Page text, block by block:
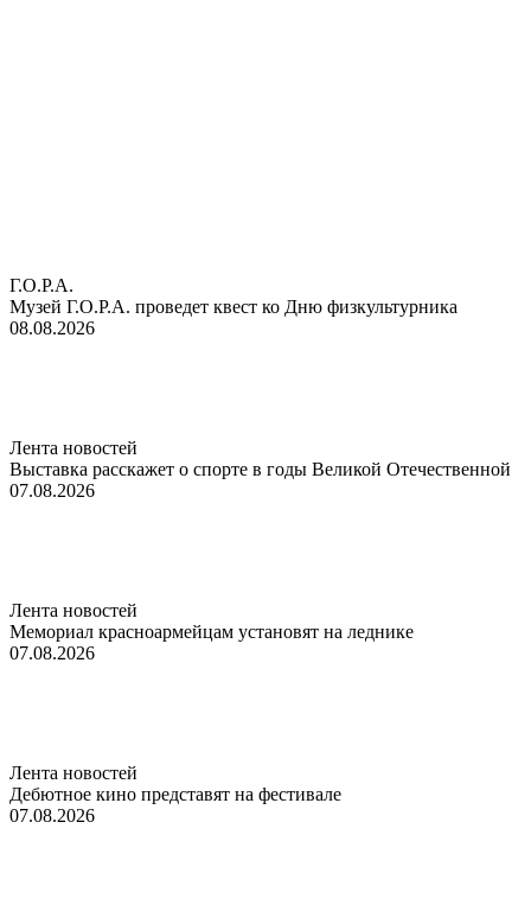
Г.О.Р.А.
Музей Г.О.Р.А. проведет квест ко Дню физкультурника
08.08.2026
Лента новостей
Выставка расскажет о спорте в годы Великой Отечественной
07.08.2026
Лента новостей
Мемориал красноармейцам установят на леднике
07.08.2026
Лента новостей
Дебютное кино представят на фестивале
07.08.2026